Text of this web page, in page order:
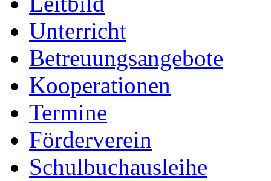
Unterricht
Betreuungsangebote
Kooperationen
Termine
Förderverein
Schulbuchausleihe